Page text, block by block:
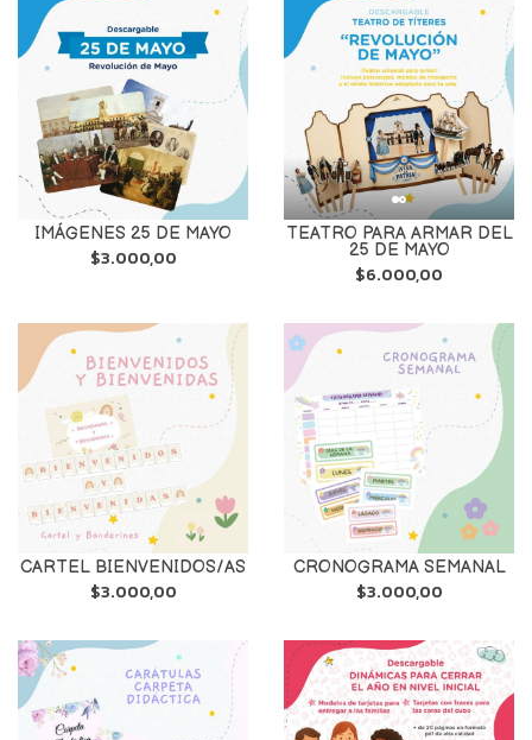
IMÁGENES 25 DE MAYO
$3.000,00
TEATRO PARA ARMAR DEL
25 DE MAYO
$6.000,00
CARTEL BIENVENIDOS/AS
$3.000,00
CRONOGRAMA SEMANAL
$3.000,00